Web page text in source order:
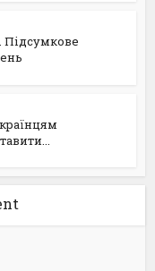
Підсумкове